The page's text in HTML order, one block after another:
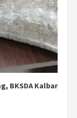
BKSDA Kalbar